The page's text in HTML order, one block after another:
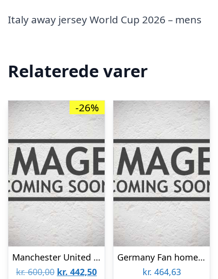
Italy away jersey World Cup 2026 – mens
Relaterede varer
-26%
Manchester United home jersey 2010/11 – Nikolajsen 06-L
kr.600,00 Den
kr. 442,50Den
Germany Fan home jersey 2024/26 – mens-S
kr. 464,63